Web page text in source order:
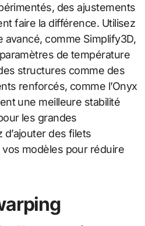
des ajustements
faire la différence. Utilisez
avancé, comme Simplify3D,
de température
structures comme des
renforcés, comme l’Onyx
une meilleure stabilité
les grandes
des filets
modèles pour réduire